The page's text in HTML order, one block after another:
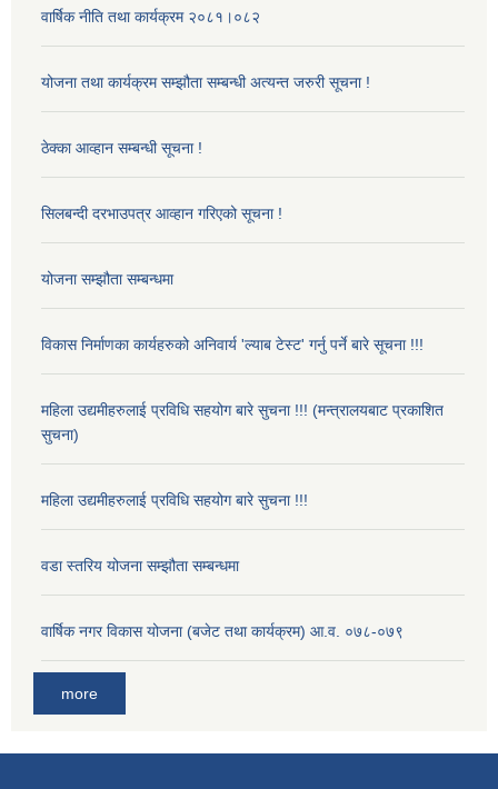
वार्षिक नीति तथा कार्यक्रम २०८१।०८२
योजना तथा कार्यक्रम सम्झौता सम्बन्धी अत्यन्त जरुरी सूचना !
ठेक्का आव्हान सम्बन्धी सूचना !
सिलबन्दी दरभाउपत्र आव्हान गरिएको सूचना !
योजना सम्झौता सम्बन्धमा
विकास निर्माणका कार्यहरुको अनिवार्य 'ल्याब टेस्ट' गर्नु पर्ने बारे सूचना !!!
महिला उद्यमीहरुलाई प्रविधि सहयोग बारे सुचना !!! (मन्त्रालयबाट प्रकाशित
सुचना)
महिला उद्यमीहरुलाई प्रविधि सहयोग बारे सुचना !!!
वडा स्तरिय योजना सम्झौता सम्बन्धमा
वार्षिक नगर विकास योजना (बजेट तथा कार्यक्रम) आ.व. ०७८-०७९
more